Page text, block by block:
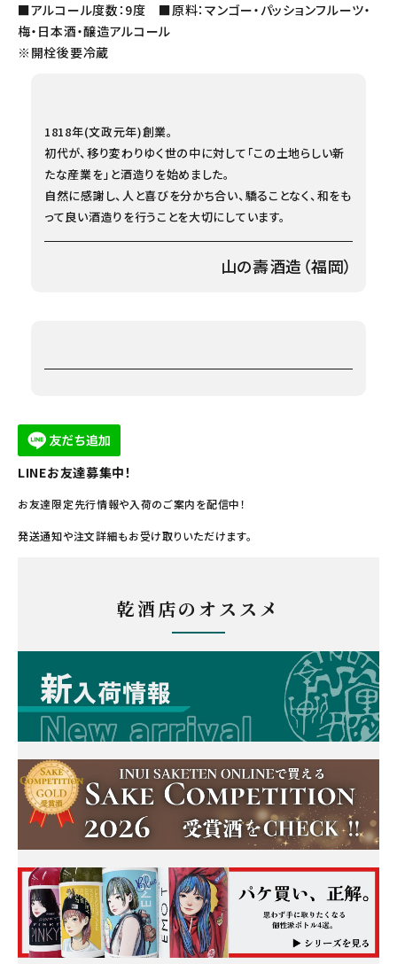
■アルコール度数：9度 ■原料：マンゴー・パッションフルーツ・
梅・日本酒・醸造アルコール
※開栓後要冷蔵
1818年(文政元年)創業。
初代が、移り変わりゆく世の中に対して「この土地らしい新
たな産業を」と酒造りを始めました。
自然に感謝し、人と喜びを分かち合い、驕ることなく、和をも
って良い酒造りを行うことを大切にしています。
山の壽酒造（福岡）
LINEお友達募集中！
お友達限定先行情報や入荷のご案内を配信中！
発送通知や注文詳細もお受け取りいただけます。
乾酒店のオススメ